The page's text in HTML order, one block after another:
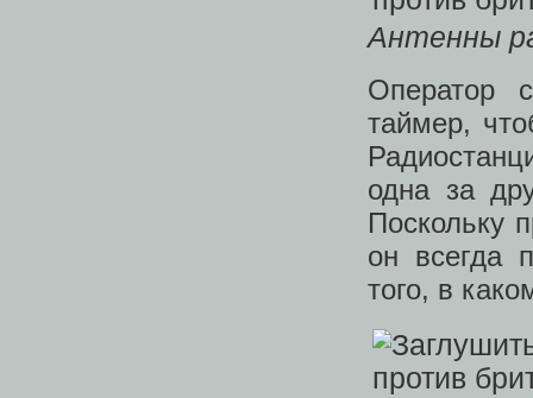
Антенны
Оператор
таймер,
одна за
Поскольку
он всегда
того, в